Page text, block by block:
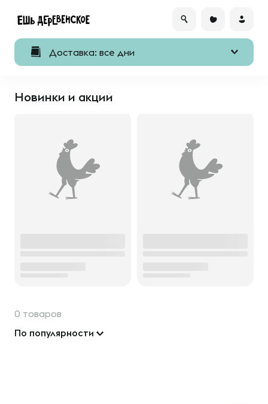
Доставка: все дни
Новинки и акции
0 товаров
По популярности